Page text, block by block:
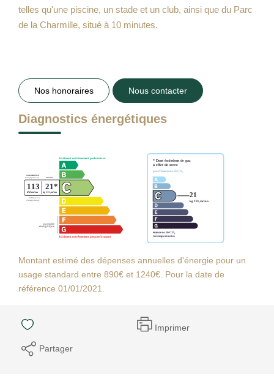
telles qu'une piscine, un stade et un club, ainsi que du Parc
de la Charmille, situé à 10 minutes.
Nos honoraires Nous contacter
Diagnostics énergétiques
Montant estimé des dépenses annuelles d'énergie pour un
usage standard entre 890€ et 1240€. Pour la date de
référence 01/01/2021.
Imprimer
Partager